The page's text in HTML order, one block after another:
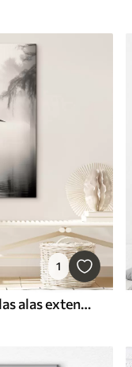
1
Una garza blanca con las alas extendidas, volando cerca de altos juncos, composición minimalista en blanco y negro